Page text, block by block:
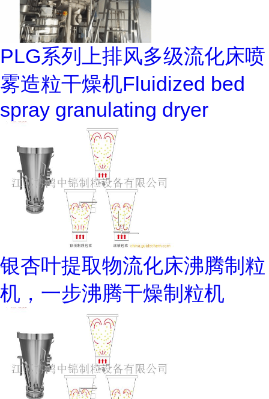
PLG系列上排风多级流化床喷
雾造粒干燥机Fluidized bed
spray granulating dryer
银杏叶提取物流化床沸腾制粒
机，一步沸腾干燥制粒机